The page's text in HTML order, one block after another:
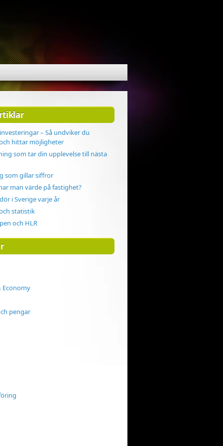
– Så undviker du
hittar möjligheter
som tar din upplevelse till nästa
som gillar siffror
man värde på fastighet?
i Sverige varje år
statistik
och HLR
Economy
pengar